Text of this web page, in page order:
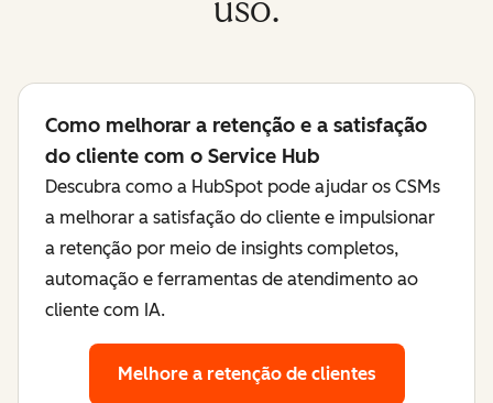
uso.
Como melhorar a retenção e a satisfação
do cliente com o Service Hub
Descubra como a HubSpot pode ajudar os CSMs
a melhorar a satisfação do cliente e impulsionar
a retenção por meio de insights completos,
automação e ferramentas de atendimento ao
cliente com IA.
Melhore a retenção de clientes